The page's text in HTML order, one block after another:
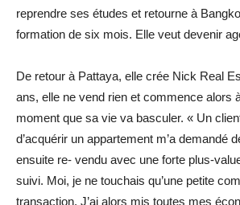
reprendre ses études et retourne à
formation de six mois. Elle veut devenir
De retour à Pattaya, elle crée Nick Real
ans, elle ne vend rien et commence alors
moment que sa vie va basculer. « Un
d’acquérir un appartement m’a demandé
ensuite re- vendu avec une forte plus-
suivi. Moi, je ne touchais qu’une petite
transaction. J’ai alors mis toutes mes